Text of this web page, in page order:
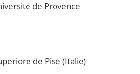
de Provence
de Pise (Italie)